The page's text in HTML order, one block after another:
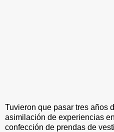
Tuvieron que pasar tres años
asimilación de experiencias
confección de prendas de